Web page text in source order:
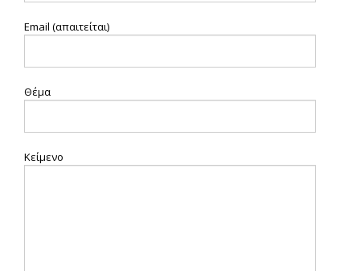
Email (απαιτείται)
Θέμα
Κείμενο